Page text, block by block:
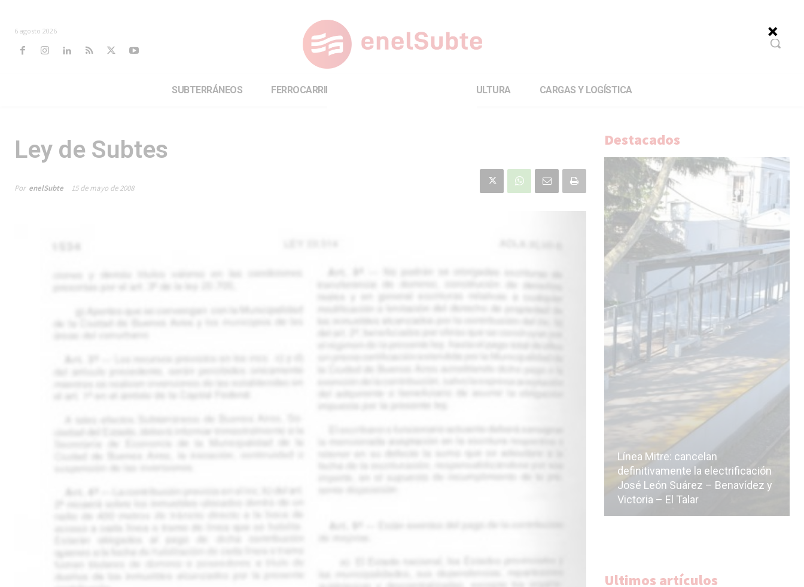
6 agosto 2026
SUBTERRÁNEOS FERROCARRILES CULTURA CARGAS Y LOGÍSTICA
Ley de Subtes
Por enelSubte 15 de mayo de 2008
Destacados
Línea Mitre: cancelan
definitivamente la electrificación
José León Suárez – Benavídez y
Victoria – El Talar
Ultimos artículos